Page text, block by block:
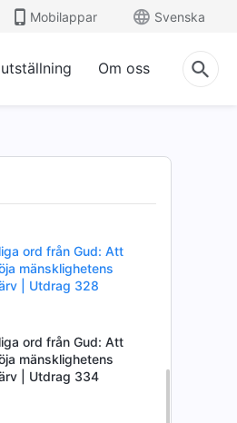
Mobilappar Svenska
Om oss
| Utdrag 324
ord från Gud: Att
ord från Gud: Att
mänsklighetens
ord från Gud: Att
mänsklighetens
| Utdrag 328
ord från Gud: Att
mänsklighetens
| Utdrag 334